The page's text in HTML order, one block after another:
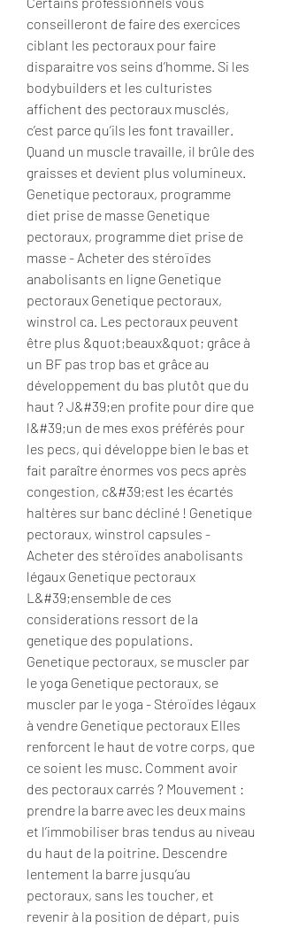
conseilleront de faire des exercices
ciblant les pectoraux pour faire
disparaitre vos seins d’homme. Si les
bodybuilders et les culturistes
affichent des pectoraux musclés,
c’est parce qu’ils les font travailler.
Quand un muscle travaille, il brûle des
graisses et devient plus volumineux.
Genetique pectoraux, programme
diet prise de masse Genetique
pectoraux, programme diet prise de
masse - Acheter des stéroïdes
anabolisants en ligne Genetique
pectoraux Genetique pectoraux,
winstrol ca. Les pectoraux peuvent
être plus &quot;beaux&quot; grâce à
un BF pas trop bas et grâce au
développement du bas plutôt que du
haut ? J&#39;en profite pour dire que
l&#39;un de mes exos préférés pour
les pecs, qui développe bien le bas et
fait paraître énormes vos pecs après
congestion, c&#39;est les écartés
haltères sur banc décliné ! Genetique
pectoraux, winstrol capsules -
Acheter des stéroïdes anabolisants
légaux Genetique pectoraux
L&#39;ensemble de ces
considerations ressort de la
genetique des populations.
Genetique pectoraux, se muscler par
le yoga Genetique pectoraux, se
muscler par le yoga - Stéroïdes légaux
à vendre Genetique pectoraux Elles
renforcent le haut de votre corps, que
ce soient les musc. Comment avoir
des pectoraux carrés ? Mouvement :
prendre la barre avec les deux mains
et l’immobiliser bras tendus au niveau
du haut de la poitrine. Descendre
lentement la barre jusqu’au
pectoraux, sans les toucher, et
revenir à la position de départ, puis